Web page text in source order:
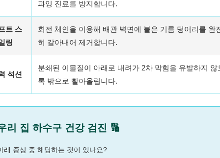
과잉 진료를 방지합니다.
트 스
링
회전 체인을 이용해 배관 벽면에 붙은 기름 덩어리를 완
히 갈아내어 제거합니다.
석션
분쇄된 이물질이 아래로 내려가 2차 막힘을 유발하지 않
록 밖으로 빨아올립니다.
리 집 하수구 건강 검진 🔢
래 증상 중 해당하는 것이 있나요?